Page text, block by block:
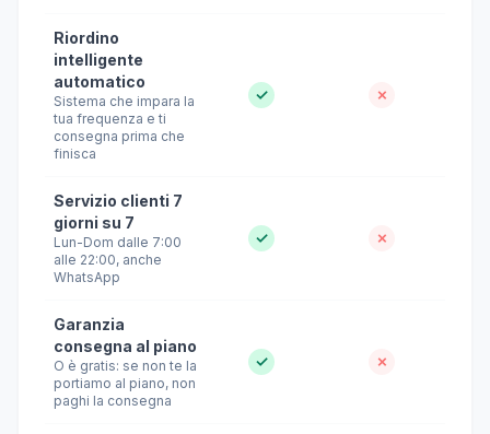
Riordino
intelligente
automatico
Sistema che impara la
tua frequenza e ti
consegna prima che
finisca
✓ ✗
Servizio clienti 7
giorni su 7
Lun-Dom dalle 7:00
alle 22:00, anche
WhatsApp
✓ ✗
Garanzia
consegna al piano
O è gratis: se non te la
portiamo al piano, non
paghi la consegna
✓ ✗